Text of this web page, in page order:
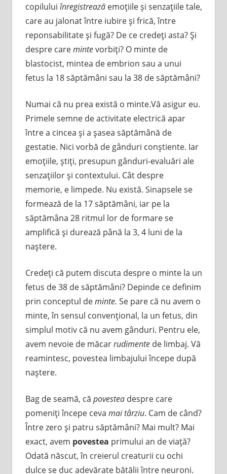
copilului înregistreazăemoţiile şi senzaţiile tale,
care au jalonat între iubire şi frică, între
reponsabilitate şi fugă? De ce credeţi asta? Şi
despre caremintevorbiţi? O minte de
blastocist, mintea de embrion sau a unui
fetus la 18 săptămâni sau la 38 de săptămâni?
Numai că nu prea există o minte.Vă asigur eu.
Primele semne de activitate electrică apar
între a cincea şi a şasea săptămână de
gestatie. Nici vorbă de gânduri conştiente. Iar
emoţiile, ştiţi, presupun gânduri-evaluări ale
senzaţiilor şi contextului. Cât despre
memorie, e limpede. Nu există. Sinapsele se
formează de la 17 săptămâni, iar pe la
săptămâna 28 ritmul lor de formare se
amplifică şi durează până la 3, 4 luni de la
naştere.
Credeţi că putem discuta despre o minte la un
fetus de 38 de săptămâni? Depinde ce definim
prin conceptul deminte. Se pare că nu avem o
minte, în sensul convenţional, la un fetus, din
simplul motiv că nu avem gânduri. Pentru ele,
avem nevoie de măcarrudimente de limbaj. Vă
reamintesc, povestea limbajului începe după
naştere.
Bag de seamă, că povesteadespre care
pomeniţi începe ceva mai târziu. Cam de când?
Între zero şi patru săptămâni? Mai mult? Mai
exact, avem povestea primului an de viaţă?
Odată născut, în creierul creaturii cu ochi
dulce se duc adevărate bătălii între neuroni.